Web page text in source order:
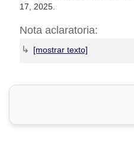
17, 2025.
Nota aclaratoria:
↳
información proporcionada
cumplimiento de los